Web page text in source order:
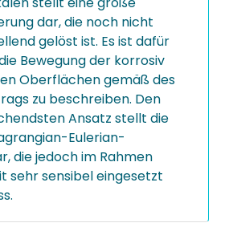
dar, die noch nicht
gelöst ist. Es ist dafür
Bewegung der korrosiv
Oberflächen gemäß des
zu beschreiben. Den
Ansatz stellt die
Eulerian-
die jedoch im Rahmen
sehr sensibel eingesetzt